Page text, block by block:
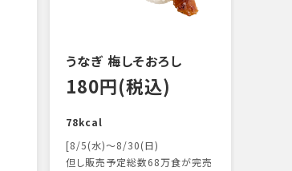
うなぎ 梅しそおろし
180円(税込)
78kcal
[8/5(水)～8/30(日)
但し販売予定総数68万食が完売